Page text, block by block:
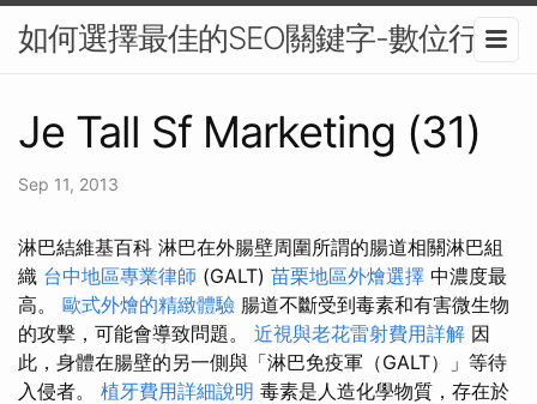
如何選擇最佳的SEO關鍵字-數位行銷
Je Tall Sf Marketing (31)
Sep 11, 2013
淋巴結維基百科 淋巴在外腸壁周圍所謂的腸道相關淋巴組
織 台中地區專業律師 (GALT) 苗栗地區外燴選擇 中濃度最
高。 歐式外燴的精緻體驗 腸道不斷受到毒素和有害微生物
的攻擊，可能會導致問題。 近視與老花雷射費用詳解 因
此，身體在腸壁的另一側與「淋巴免疫軍（GALT）」等待
入侵者。 植牙費用詳細說明 毒素是人造化學物質，存在於